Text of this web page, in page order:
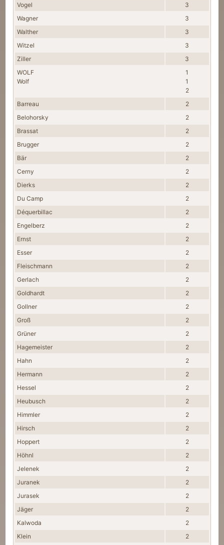
Vogel
3
Wagner
3
Walther
3
Witzel
3
Ziller
3
WOLF
Wolf
1
1
2
Barreau
2
Belohorsky
2
Brassat
2
Brugger
2
Bär
2
Cerny
2
Dierks
2
Du Camp
2
Déquerbillac
2
Engelberz
2
Ernst
2
Esser
2
Fleischmann
2
Gerlach
2
Goldhardt
2
Gollner
2
Groß
2
Grüner
2
Hagemeister
2
Hahn
2
Hermann
2
Hessel
2
Heubusch
2
Himmler
2
Hirsch
2
Hoppert
2
Höhnl
2
Jelenek
2
Juranek
2
Jurasek
2
Jäger
2
Kalwoda
2
Klein
2